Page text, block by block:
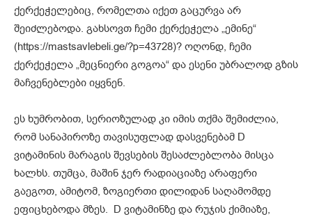
ქერქეჭელებიც, რომელთა იქეთ გაცურვა არ
შეიძლებოდა. გახსოვთ ჩემი ქერქეჭელა „ემინე“
(https://mastsavlebeli.ge/?p=43728)? ოღონდ, ჩემი
ქერქეჭელა „მეცნიერი გოგოა“ და ესენი უბრალოდ გზის
მაჩვენებლები იყვნენ.
ეს ხუმრობით, სერიოზულად კი იმის თქმა შემიძლია,
რომ სანაპიროზე თავისუფლად დასვენებამ D
ვიტამინის მარაგის შევსების შესაძლებლობა მისცა
ხალხს. თუმცა, მაშინ ჯერ რადიაციაზე არაფერი
გაეგოთ, ამიტომ, ზოგიერთი დილიდან საღამომდე
ეფიცხებოდა მზეს. D ვიტამინზე და რუჯის ქიმიაზე,